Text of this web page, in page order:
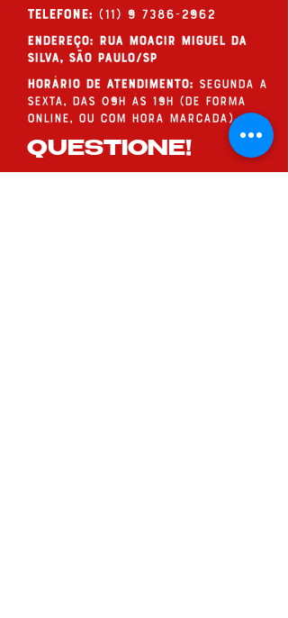
Telefone: (11) 9 7386-2962
endereço: Rua Moacir Miguel da
Silva, São Paulo/SP
Horário de Atendimento: Segunda a
Sexta, das 09h às 19h (de forma
online, ou com hora marcada)
QUESTIONE!